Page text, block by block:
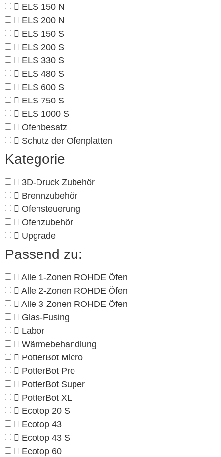
ELS 150 N
ELS 200 N
ELS 150 S
ELS 200 S
ELS 330 S
ELS 480 S
ELS 600 S
ELS 750 S
ELS 1000 S
Ofenbesatz
Schutz der Ofenplatten
Kategorie
3D-Druck Zubehör
Brennzubehör
Ofensteuerung
Ofenzubehör
Upgrade
Passend zu:
Alle 1-Zonen ROHDE Öfen
Alle 2-Zonen ROHDE Öfen
Alle 3-Zonen ROHDE Öfen
Glas-Fusing
Labor
Wärmebehandlung
PotterBot Micro
PotterBot Pro
PotterBot Super
PotterBot XL
Ecotop 20 S
Ecotop 43
Ecotop 43 S
Ecotop 60